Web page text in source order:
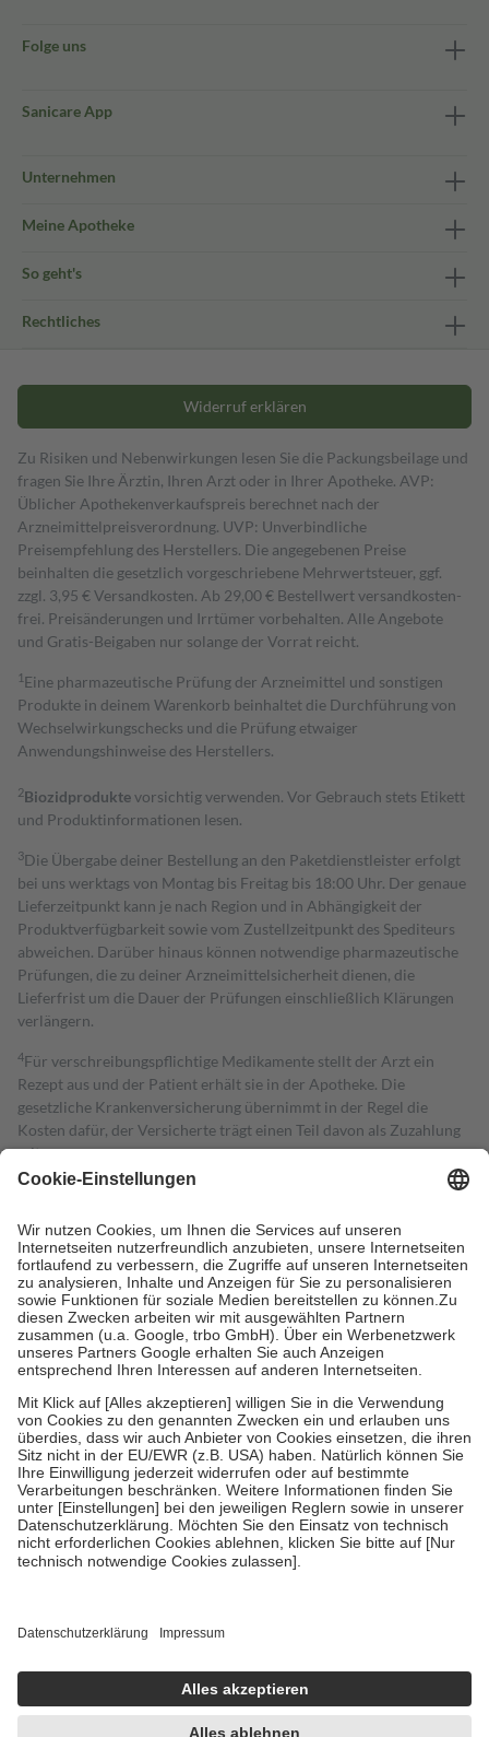
Folge uns
Sanicare App
Unternehmen
Meine Apotheke
So geht's
Rechtliches
Widerruf erklären
Zu Risiken und Nebenwirkungen lesen Sie die Packungsbeilage und
fragen Sie Ihre Ärztin, Ihren Arzt oder in Ihrer Apotheke. AVP:
Üblicher Apothekenverkaufspreis berechnet nach der
Arzneimittelpreisverordnung. UVP: Unverbindliche
Preisempfehlung des Herstellers. Die angegebenen Preise
beinhalten die gesetzlich vorgeschriebene Mehrwertsteuer, ggf.
zzgl. 3,95 € Versandkosten. Ab 29,00 € Bestell­wert versand­kosten­
frei. Preisänderungen und Irrtümer vorbehalten. Alle Angebote
und Gratis-Beigaben nur solange der Vorrat reicht.
1 Eine pharmazeutische Prüfung der Arzneimittel und sonstigen
Produkte in deinem Warenkorb beinhaltet die Durchführung von
Wechselwirkungschecks und die Prüfung etwaiger
Anwendungshinweise des Herstellers.
2Biozidproduktevorsichtig verwenden. Vor Gebrauch stets Etikett
und Produktinformationen lesen.
3Die Übergabe deiner Bestellung an den Paketdienstleister erfolgt
bei uns werktags von Montag bis Freitag bis 18:00 Uhr. Der genaue
Lieferzeitpunkt kann je nach Region und in Abhängigkeit der
Produktverfügbarkeit sowie vom Zustellzeitpunkt des Spediteurs
abweichen. Darüber hinaus können notwendige pharmazeutische
Prüfungen, die zu deiner Arzneimittelsicherheit dienen, die
Lieferfrist um die Dauer der Prüfungen einschließlich Klärungen
verlängern.
4Für verschreibungspflichtige Medikamente stellt der Arzt ein
Rezept aus und der Patient erhält sie in der Apotheke. Die
gesetzliche Krankenversicherung übernimmt in der Regel die
Kosten dafür, der Versicherte trägt einen Teil davon als Zuzahlung
mit.
Grundsätzlich leisten Mitglieder Zuzahlungen in Höhe von zehn
höchstens zehn Euro.
Es sind jedoch nie mehr als die tatsächlichen
Kosten der Leistung zu entrichten.
Diese Regeln gelten grundsätzlich auch für Online-Apotheken.
Bei Heilmitteln und häuslicher Krankenpflege beträgt die
Zuzahlung zehn Prozent der Kosten sowie zehn Euro je
Verordnung.
Um das Engagement der Versicherten für ihre eigene Gesundheit zu
stärken und die besondere Stellung der Familie zu unterstützen,
fallenkeine Zuzahlungenan bei:
• Kindern und Jugendlichen bis zum vollendeten 18. Lebensjahr
mit Ausnahme der Fahrkosten
• Untersuchungen zur Vorsorge und Früherkennung, die von der
GKV getragen werden
• empfohlenen Schutzimpfungen
• Harn- und Blutteststreifen
getroffen, um sicherzustellen, dass es sich um echte Bewertungen
https://help.etrusted.com/hc/de/articles/4419944605341
Einige Bilder und Inhalte wurden unter Zuhilfenahme künstlicher